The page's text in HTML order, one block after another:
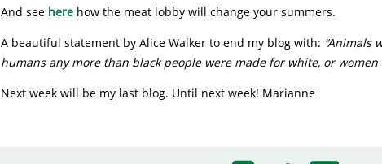
And see here how the meat lobby will change your summers.
A beautiful statement by Alice Walker to end my blog with: “Animals
humans any more than black people were made for white, or women
Next week will be my last blog. Until next week! Marianne